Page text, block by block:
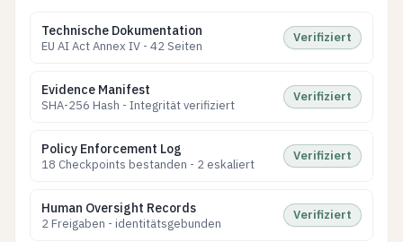
Technische Dokumentation
EU AI Act Annex IV - 42 Seiten
Verifiziert
Evidence Manifest
SHA-256 Hash - Integrität verifiziert
Verifiziert
Policy Enforcement Log
18 Checkpoints bestanden - 2 eskaliert
Verifiziert
Human Oversight Records
2 Freigaben - identitätsgebunden
Verifiziert